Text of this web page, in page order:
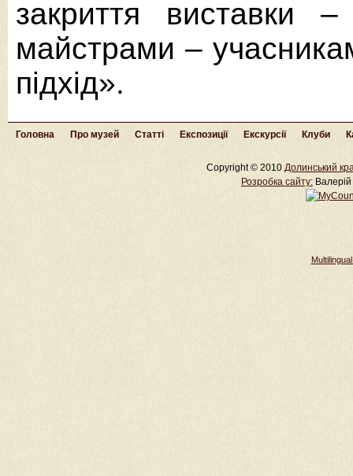
закриття виставки
майстрами –
підхід».
Головна Про музей Статті Експозиції Екскурсії Клуби
Copyright © 2010 Долинський
Розробка cайту: